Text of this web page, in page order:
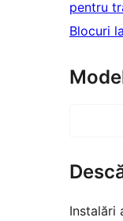
pentru
Blocuri
Instalări